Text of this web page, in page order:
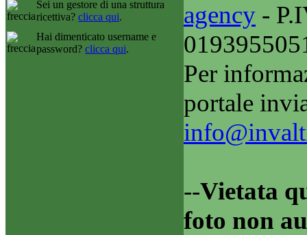
Sei un gestore di una struttura
ricettiva? clicca qui.
Hai dimenticato username e
password? clicca qui.
agency -
Per
portale
--Vietata
foto non